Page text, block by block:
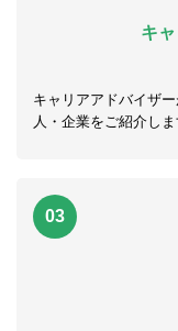
キ
キャリアアドバイザ
人・企業をご紹介しま
03